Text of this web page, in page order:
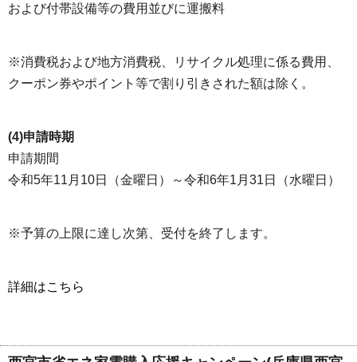
および付帯設備等の費用並びに運搬料
※消費税および地方消費税、リサイクル処理に係る費用、
クーポン券やポイント等で割り引きされた額は除く。
(4)申請時期
申請期間
令和5年11月10日（金曜日）～令和6年1月31日（水曜日）
※予算の上限に達し次第、受付を終了します。
詳細はこちら